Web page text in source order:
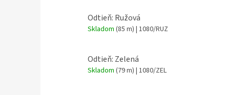
Odtieň: Ružová
Skladom (85 m) | 1080/RUZ
Odtieň: Zelená
Skladom (79 m) | 1080/ZEL